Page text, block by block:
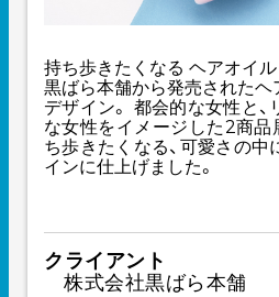
持ち歩きたくなる ヘアオイル
黒ばら本舗から発売された
デザイン。 都会的な女性と
な女性をイメージした2商品
ち歩きたくなる、可愛さの
インに仕上げました。
クライアント
株式会社黒ばら本舗